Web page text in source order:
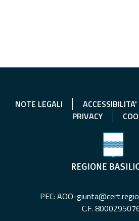
NOTE LEGALI ACCESSIBILITA'
PRIVACY
PEC: AOO-
C.F.